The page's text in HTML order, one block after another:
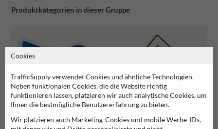
Produktkategorien in dieser Gruppe
Cookies
TrafficSupply verwendet Cookies und ähnliche Technologien.
Neben funktionalen Cookies, die die Website richtig
funktionieren lassen, platzieren wir auch analytische Cookies, um
Ihnen die bestmögliche Benutzererfahrung zu bieten.
Wir platzieren auch Marketing-Cookies und mobile Werbe-IDs,